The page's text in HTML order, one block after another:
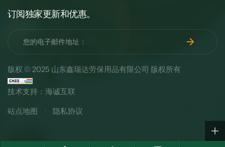
订阅独家更新和优惠。
版权 © 2025 山东鑫瑞达劳保用品有限公司 版权所有
技术支持：海诚互联
站点地图 隐私协议